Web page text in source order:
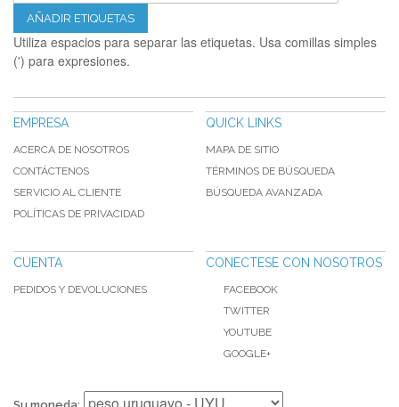
AÑADIR ETIQUETAS
Utiliza espacios para separar las etiquetas. Usa comillas simples
(') para expresiones.
EMPRESA
ACERCA DE NOSOTROS
CONTÁCTENOS
SERVICIO AL CLIENTE
POLÍTICAS DE PRIVACIDAD
QUICK LINKS
MAPA DE SITIO
TÉRMINOS DE BÚSQUEDA
BÚSQUEDA AVANZADA
CUENTA
PEDIDOS Y DEVOLUCIONES
CONECTESE CON NOSOTROS
FACEBOOK
TWITTER
YOUTUBE
GOOGLE+